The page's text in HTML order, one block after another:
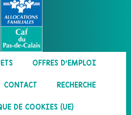
OFFRES D’EMPLOI
CONTACT RECHERCHE
DE COOKIES (UE)